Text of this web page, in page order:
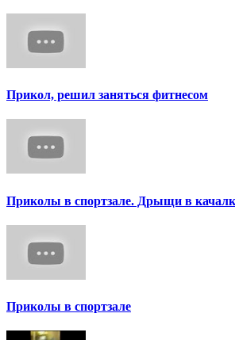
Прикол, решил заняться фитнесом
Приколы в спортзале. Дрыщи в
Приколы в спортзале